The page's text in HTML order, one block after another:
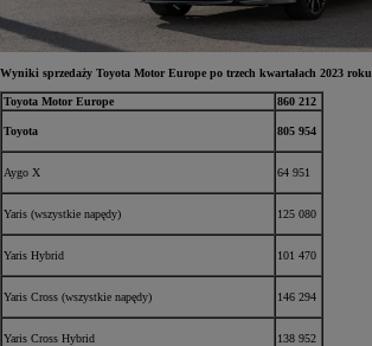
Wyniki sprzedaży Toyota Motor Europe po trzech kwartałach 2023 roku
Toyota Motor Europe 860 212
Toyota 805 954
Aygo X 64 951
Yaris (wszystkie napędy) 125 080
Yaris Hybrid 101 470
Yaris Cross (wszystkie napędy) 146 294
Yaris Cross Hybrid 138 952